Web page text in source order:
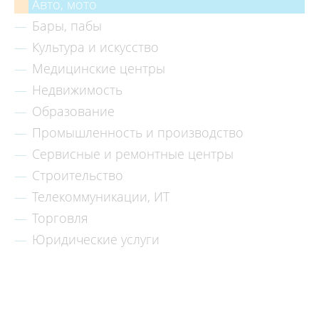
Авто, мото
Бары, пабы
Культура и искусство
Медицинские центры
Недвижимость
Образование
Промышленность и производство
Сервисные и ремонтные центры
Строительство
Телекоммуникации, ИТ
Торговля
Юридические услуги